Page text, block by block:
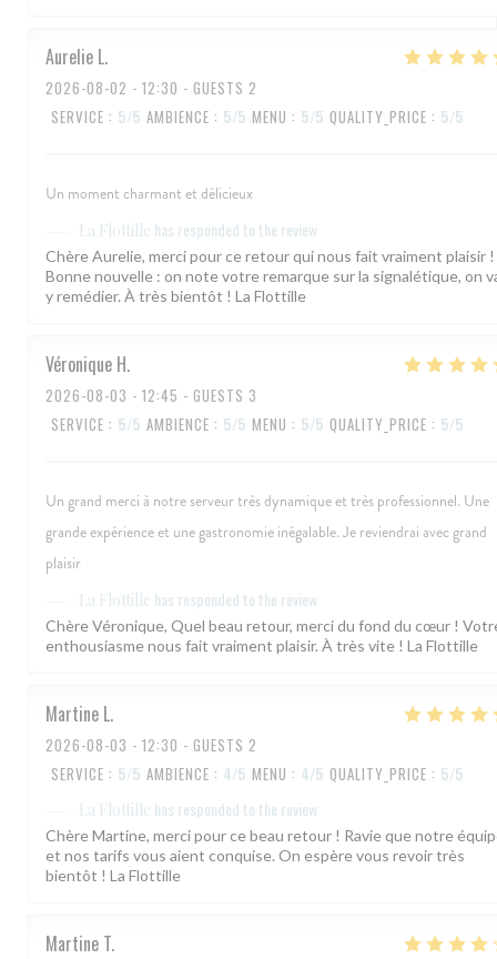
Aurelie L
2026-08-02 - 12:30 - GUESTS 2
SERVICE : 5/5 AMBIENCE : 5/5 MENU : 5/5 QUALITY_PRICE : 5/5
Un moment charmant et délicieux
La Flottille has responded to the review
Chère Aurelie, merci pour ce retour qui nous fait vraiment plaisir !
Bonne nouvelle : on note votre remarque sur la signalétique, on
y remédier. À très bientôt ! La Flottille
Véronique H
2026-08-03 - 12:45 - GUESTS 3
SERVICE : 5/5 AMBIENCE : 5/5 MENU : 5/5 QUALITY_PRICE : 5/5
Un grand merci à notre serveur très dynamique et très professionnel. Une
grande expérience et une gastronomie inégalable. Je reviendrai avec grand
plaisir
La Flottille has responded to the review
Chère Véronique, Quel beau retour, merci du fond du cœur !
enthousiasme nous fait vraiment plaisir. À très vite ! La Flottille
Martine L
2026-08-03 - 12:30 - GUESTS 2
SERVICE : 5/5 AMBIENCE : 4/5 MENU : 4/5 QUALITY_PRICE : 5/5
La Flottille has responded to the review
Chère Martine, merci pour ce beau retour ! Ravie que notre
et nos tarifs vous aient conquise. On espère vous revoir très
bientôt ! La Flottille
Martine T